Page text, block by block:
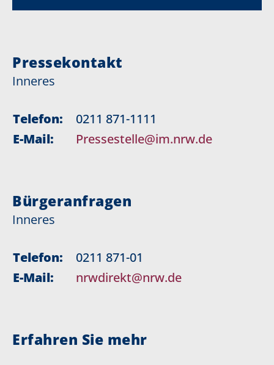
Pressekontakt
Inneres
Telefon:
0211 871-1111
E-Mail:
Pressestelle@im.nrw.de
Bürgeranfragen
Inneres
Telefon:
0211 871-01
E-Mail:
nrwdirekt@nrw.de
Erfahren Sie mehr